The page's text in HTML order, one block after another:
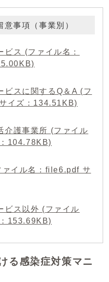
事項（事業別）
ビス (ファイル名：
ビスに関するQ＆A (フ
イズ：134.51KB)
介護事業所 (ファイル
104.78KB)
ァイル名：file6.pdf サ
ビス以外 (ファイル
153.69KB)
る感染症対策マニ